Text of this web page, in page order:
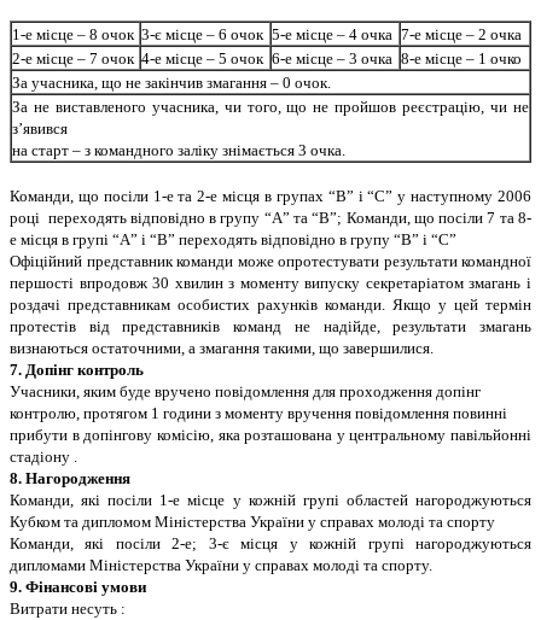
1-е мiсце – 8 очок 3-є мiсце – 6 очок 5-е мiсце – 4 очка 7-е мiсце – 2 очка
2-е мiсце – 7 очок 4-е мiсце – 5 очок 6-е мiсце – 3 очка 8-е мiсце – 1 очко
За учасника, що не закiнчив змагання – 0 очок.
За не виставленого учасника, чи того, що не пройшов реєстрацiю, чи не
з’явився
на старт – з командного залiку знiмається 3 очка.
Команди, що посiли 1-е та 2-е мiсця в групах “В” i “С” у наступному 2006
роцi переходять вiдповiдно в групу “А” та “В”; Команди, що посiли 7 та 8-
е мiсця в групi “А” i “В” переходять вiдповiдно в групу “В” i “С”
Офiцiйний представник команди може опротестувати результати командної
першостi впродовж 30 хвилин з моменту випуску секретарiатом змагань i
роздачi представникам особистих рахункiв команди. Якщо у цей термiн
протестiв вiд представникiв команд не надiйде, результати змагань
визнаються остаточними, а змагання такими, що завершилися.
7. Допiнг контроль
Учасники, яким буде вручено повiдомлення для проходження допiнг
контролю, протягом 1 години з моменту вручення повiдомлення повиннi
прибути в допiнгову комiсiю, яка розташована у центральному павiльйоннi
стадiону .
8. Нагородження
Команди, якi посiли 1-е мiсце у кожнiй групi областей нагороджуються
Кубком та дипломом Мiнiстерства України у справах молодi та спорту
Команди, якi посiли 2-е; 3-є мiсця у кожнiй групi нагороджуються
дипломами Мiнiстерства України у справах молодi та спорту.
9. Фiнансовi умови
Витрати несуть :